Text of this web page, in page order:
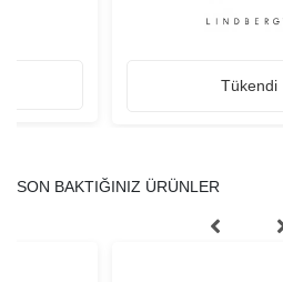
Tükendi
SON BAKTIĞINIZ ÜRÜNLER